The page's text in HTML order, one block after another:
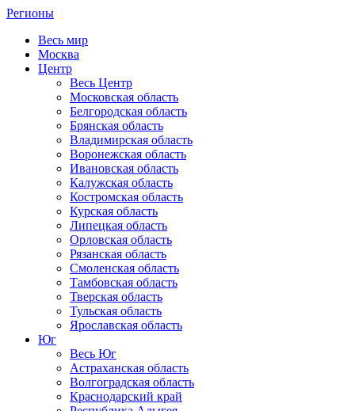
Регионы
Весь мир
Москва
Центр
Весь Центр
Московская область
Белгородская область
Брянская область
Владимирская область
Воронежская область
Ивановская область
Калужская область
Костромская область
Курская область
Липецкая область
Орловская область
Рязанская область
Смоленская область
Тамбовская область
Тверская область
Тульская область
Ярославская область
Юг
Весь Юг
Астраханская область
Волгоградская область
Краснодарский край